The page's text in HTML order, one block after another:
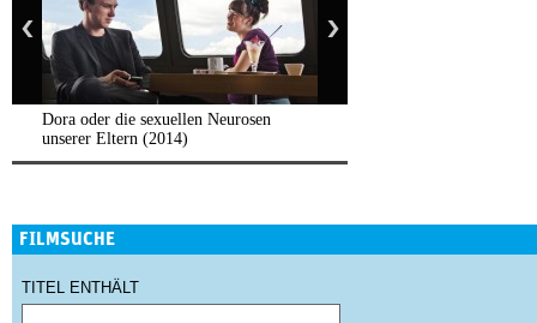
Dora oder die sexuellen Neurosen
unserer Eltern (2014)
FILMSUCHE
TITEL ENTHÄLT